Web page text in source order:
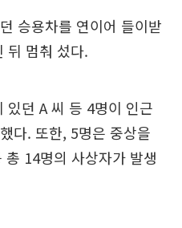
승용차를 연이어 들이받
뒤 멈춰 섰다.
있던 A 씨 등 4명이 인근
다. 또한, 5명은 중상을
14명의 사상자가 발생